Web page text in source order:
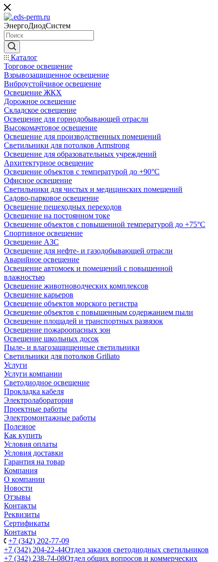
ЭнергоДиодСистем
Каталог
Торговое освещение
Взрывозащищенное освещение
Виброустойчивое освещение
Освещение ЖКХ
Дорожное освещение
Складское освещение
Освещение для горнодобывающей отрасли
Высокомачтовое освещение
Освещение для производственных помещений
Светильники для потолков Armstrong
Освещение для образовательных учреждений
Архитектурное освещение
Освещение объектов с температурой до +90°С
Офисное освещение
Светильники для чистых и медицинских помещений
Садово-парковое освещение
Освещение пешеходных переходов
Освещение на постоянном токе
Освещение объектов с повышенной температурой до +75°C
Спортивное освещение
Освещение АЗС
Освещение для нефте- и газодобывающей отрасли
Аварийное освещение
Освещение автомоек и помещений с повышенной
влажностью
Освещение животноводческих комплексов
Освещение карьеров
Освещение объектов морского регистра
Освещение объектов с повышенным содержанием пыли
Освещение площадей и транспортных развязок
Освещение пожароопасных зон
Освещение школьных досок
Пыле- и влагозащищенные светильники
Светильники для потолков Griliato
Услуги
Услуги компании
Светодиодное освещение
Прокладка кабеля
Электролаборатория
Проектные работы
Электромонтажные работы
Полезное
Как купить
Условия оплаты
Условия доставки
Гарантия на товар
Компания
О компании
Новости
Отзывы
Контакты
Реквизиты
Сертификаты
Контакты
+7 (342) 202-77-09
+7 (342) 204-22-44Отдел заказов светодиодных светильников
+7 (342) 238-74-08Отдел общих вопросов и коммерческих